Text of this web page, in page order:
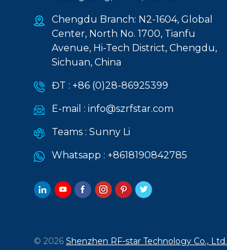
Chengdu Branch: N2-1604, Global
Center, North No. 1700, Tianfu
Avenue, Hi-Tech District, Chengdu,
Sichuan, China
ĐT : +86 (0)28-86925399
E-mail : info@szrfstar.com
Teams : Sunny Li
Whatsapp : +8618190842785
© 2026 Shenzhen RF-star Technology Co., Ltd.